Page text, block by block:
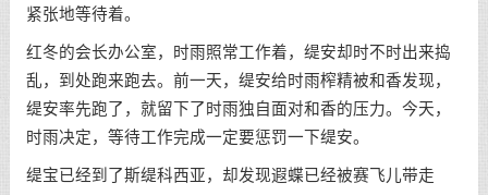
紧张地等待着。
红冬的会长办公室，时雨照常工作着，缇安却时不时出来捣
乱，到处跑来跑去。前一天，缇安给时雨榨精被和香发现，
缇安率先跑了，就留下了时雨独自面对和香的压力。今天，
时雨决定，等待工作完成一定要惩罚一下缇安。
缇宝已经到了斯缇科西亚，却发现遐蝶已经被赛飞儿带走